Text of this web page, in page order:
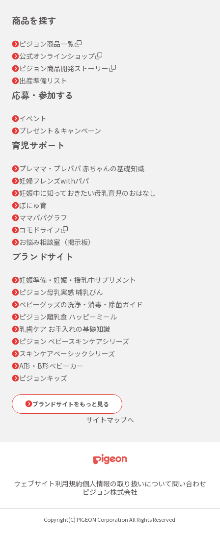
商品を探す
ピジョン商品一覧
公式オンラインショップ
ピジョン商品開発ストーリー
出産準備リスト
応募・参加する
イベント
プレゼント＆キャンペーン
育児サポート
プレママ・プレパパ 赤ちゃんの基礎知識
妊婦フレンズwithパパ
妊娠中に知っておきたい母乳育児のおはなし
ぼにゅ育
ママパパグラフ
コモドライフ
お悩み相談室（掲示板）
ブランドサイト
妊娠準備・妊娠・授乳中サプリメント
ピジョン母乳実感 哺乳びん
ベビーグッズの洗浄・消毒・除菌ガイド
ピジョン離乳食 ハッピーミール
乳歯ケア お手入れの基礎知識
ピジョン ベビースキンケアシリーズ
スキンケアベーシックシリーズ
A形・B形ベビーカー
ピジョンキッズ
ブランドサイトをもっと見る
サイトマップへ
ウェブサイト利用規約個人情報の取り扱いについて問い合わせ
ピジョン株式会社
Copyright(C) PIGEON Corporation All Rights Reserved.